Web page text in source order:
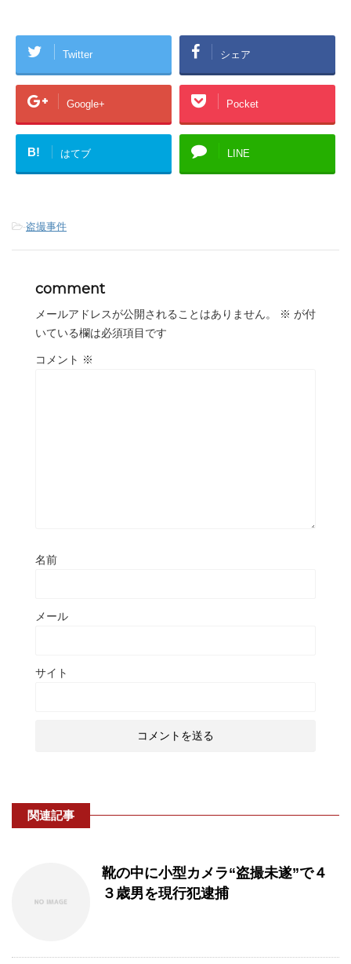
Twitter シェア
Google+ Pocket
B! はてブ LINE
-盗撮事件
comment
メールアドレスが公開されることはありません。 ※ が付
いている欄は必須項目です
コメント ※
名前
メール
サイト
関連記事
靴の中に小型カメラ“盗撮未遂”で４
３歳男を現行犯逮捕